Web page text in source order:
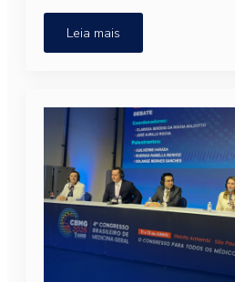
Leia mais